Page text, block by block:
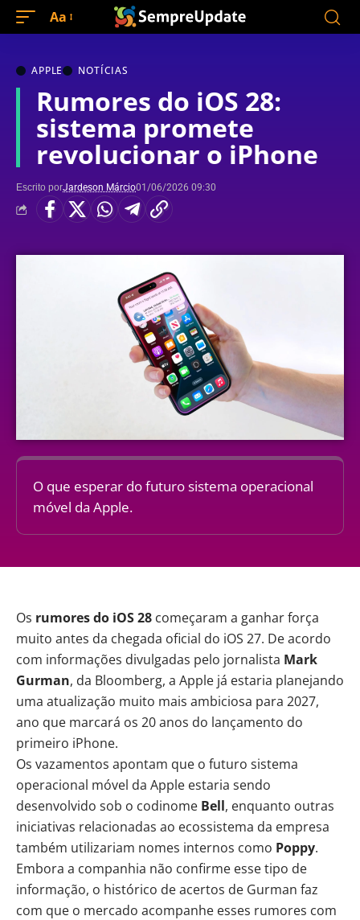
Aa
APPLE NOTÍCIAS
Rumores do iOS 28:
sistema promete
revolucionar o iPhone
Escrito porJardeson Márcio01/06/2026 09:30
O que esperar do futuro sistema operacional
móvel da Apple.
Os rumores do iOS 28 começaram a ganhar força
muito antes da chegada oficial do iOS 27. De acordo
com informações divulgadas pelo jornalista Mark
Gurman, da Bloomberg, a Apple já estaria planejando
uma atualização muito mais ambiciosa para 2027,
ano que marcará os 20 anos do lançamento do
primeiro iPhone.
Os vazamentos apontam que o futuro sistema
operacional móvel da Apple estaria sendo
desenvolvido sob o codinome Bell, enquanto outras
iniciativas relacionadas ao ecossistema da empresa
também utilizariam nomes internos como Poppy.
Embora a companhia não confirme esse tipo de
informação, o histórico de acertos de Gurman faz
com que o mercado acompanhe esses rumores com